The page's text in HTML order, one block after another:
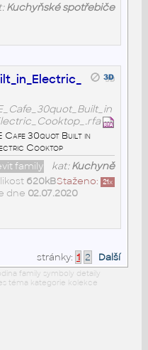
Kuchyňské spotřebiče
Cafe 30quot Built in
Cooktop
kat:Kuchyně
family
Staženo: 21x
620kB
dne 02.07.2020
stránky: 1 2 Další
family symboly detaily
téma kategorie kolekce